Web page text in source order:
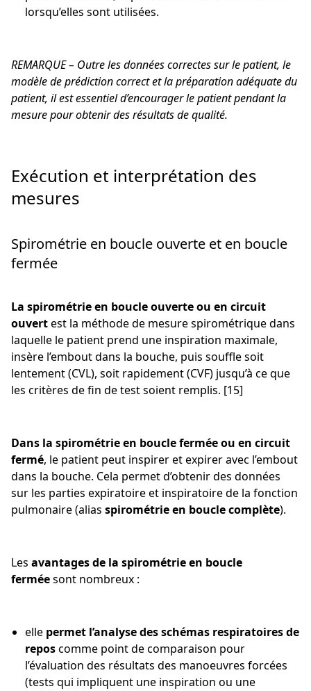
lorsqu’elles sont utilisées.
REMARQUE – Outre les données correctes sur le patient, le
modèle de prédiction correct et la préparation adéquate du
patient, il est essentiel d’encourager le patient pendant la
mesure pour obtenir des résultats de qualité.
Exécution et interprétation des
mesures
Spirométrie en boucle ouverte et en boucle
fermée
La spirométrie en boucle ouverte ou en circuit
ouvertest la méthode de mesure spirométrique dans
laquelle le patient prend une inspiration maximale,
insère l’embout dans la bouche, puis souffle soit
lentement (CVL), soit rapidement (CVF) jusqu’à ce que
les critères de fin de test soient remplis. [15]
Dans la spirométrie en boucle fermée ou en circuit
fermé, le patient peut inspirer et expirer avec l’embout
dans la bouche. Cela permet d’obtenir des données
sur les parties expiratoire et inspiratoire de la fonction
pulmonaire (alias spirométrie en boucle complète).
Les avantages de la spirométrie en boucle
ferméesont nombreux :
elle permet l’analyse des schémas respiratoires de
reposcomme point de comparaison pour
l’évaluation des résultats des manoeuvres forcées
(tests qui impliquent une inspiration ou une